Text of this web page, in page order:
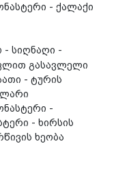
- ქალაქი
- სიღნაღი -
გასავლელი
- ტურის
ლარი
-
- ხირსის
ხეობა